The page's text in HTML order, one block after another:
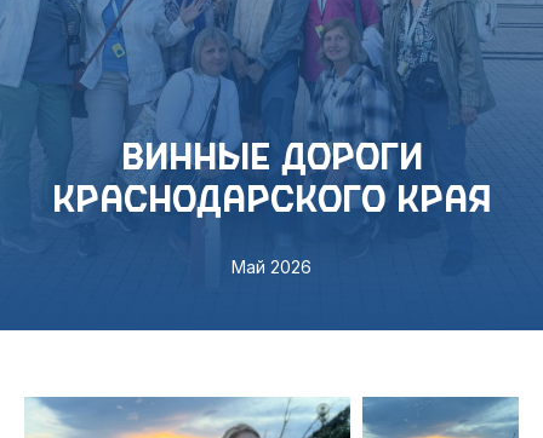
винные дороги
краснодарского края
Май 2026